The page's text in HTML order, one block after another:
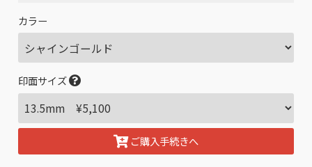
カラー
印面サイズ
ご購入手続きへ